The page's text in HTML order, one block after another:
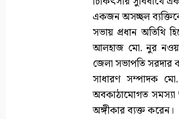
একজন অসচ্ছল
সভায় প্রধান অতিথি
আলহাজ মো. নুর
জেলা সভাপতি
সাধারণ সম্পাদক মো.
অবকাঠামোগত সমস্যা
অঙ্গীকার ব্যক্ত করেন।